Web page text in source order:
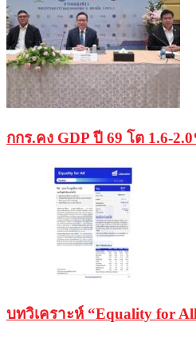
กกร.คง GDP ปี 69 โต 1.6-
บทวิเคราะห์ “Equality for